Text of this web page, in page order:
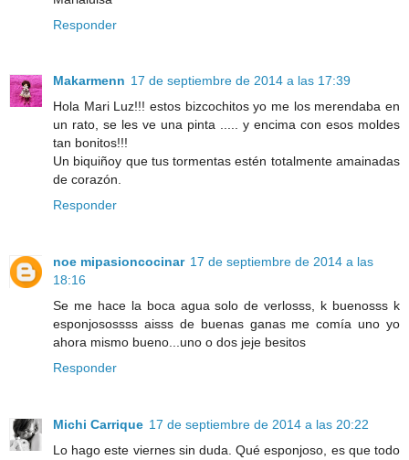
Responder
Makarmenn 17 de septiembre de 2014 a las 17:39
Hola Mari Luz!!! estos bizcochitos yo me los merendaba en
un rato, se les ve una pinta ..... y encima con esos moldes
tan bonitos!!!
Un biquiñoy que tus tormentas estén totalmente amainadas
de corazón.
Responder
noe mipasioncocinar 17 de septiembre de 2014 a las
18:16
Se me hace la boca agua solo de verlosss, k buenosss k
esponjosossss aisss de buenas ganas me comía uno yo
ahora mismo bueno...uno o dos jeje besitos
Responder
Michi Carrique 17 de septiembre de 2014 a las 20:22
Lo hago este viernes sin duda. Qué esponjoso, es que todo